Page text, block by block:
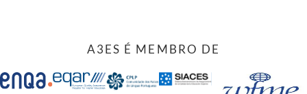
A3ES É MEMBRO DE